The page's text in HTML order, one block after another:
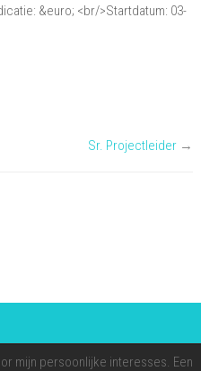
&euro; <br/>Startdatum: 03-
Sr. Projectleider →
mijn persoonlijke interesses. Een